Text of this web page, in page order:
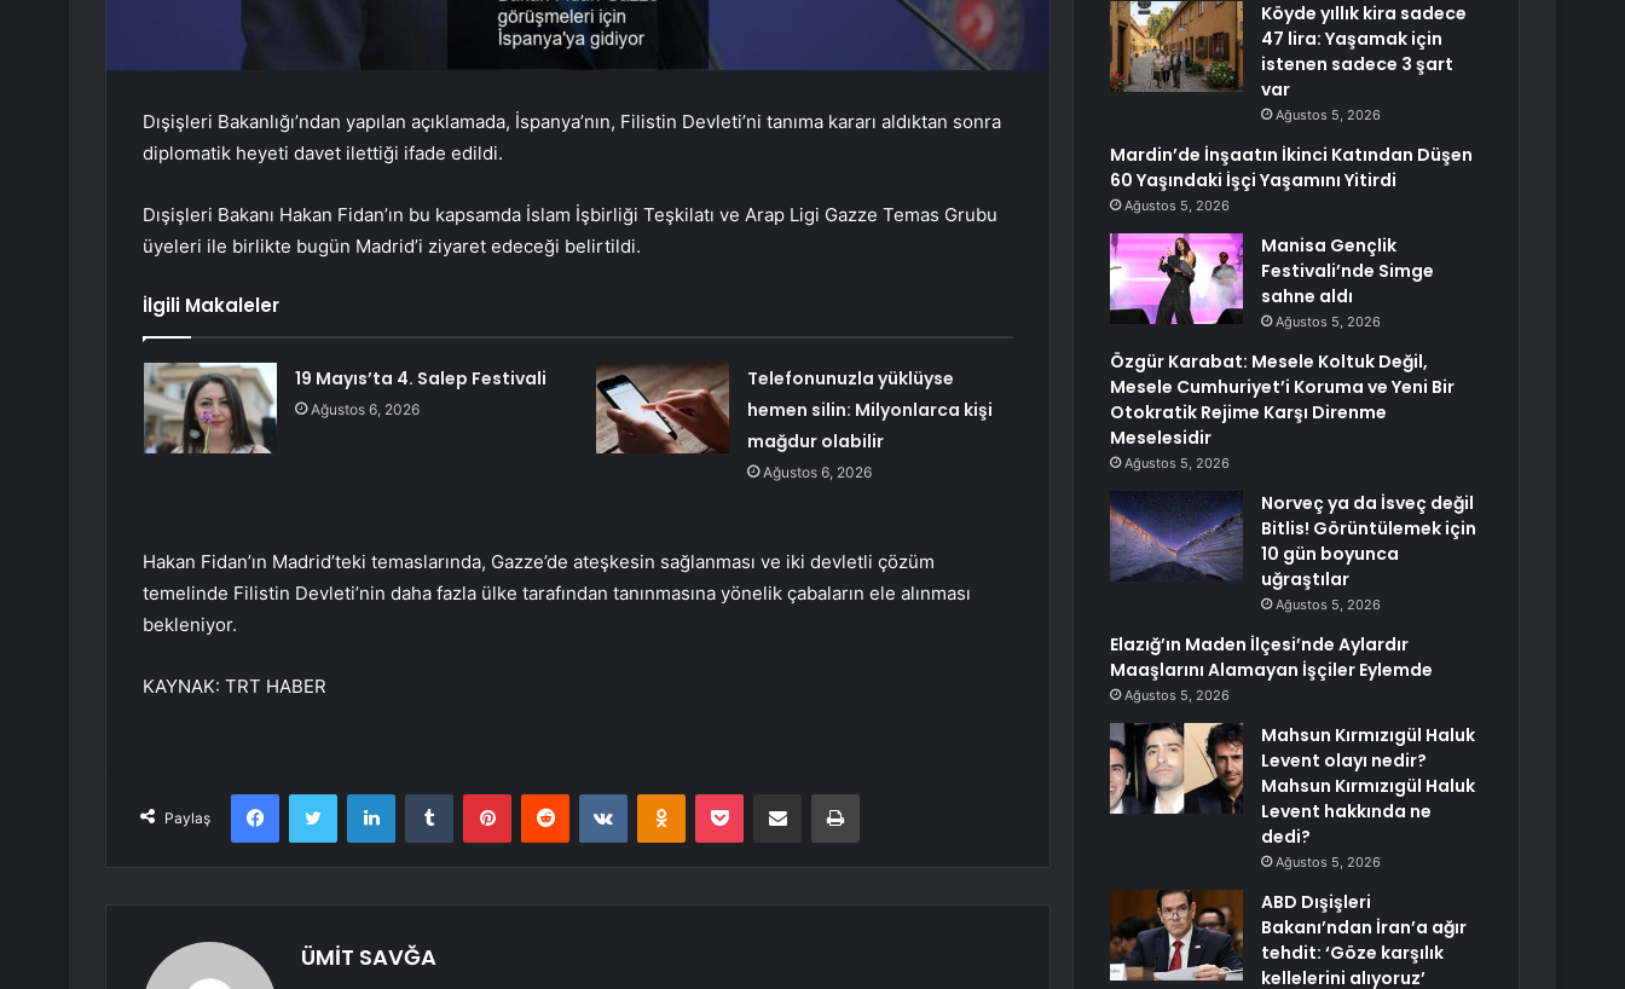
Dışişleri Bakanlığı’ndan yapılan açıklamada, İspanya’nın, Filistin Devleti’ni tanıma kararı aldıktan sonra
diplomatik heyeti davet ilettiği ifade edildi.
Dışişleri Bakanı Hakan Fidan’ın bu kapsamda İslam İşbirliği Teşkilatı ve Arap Ligi Gazze Temas Grubu
üyeleri ile birlikte bugün Madrid’i ziyaret edeceği belirtildi.
İlgili Makaleler
19 Mayıs’ta 4. Salep Festivali
Ağustos 6, 2026
Telefonunuzla yüklüyse
hemen silin: Milyonlarca kişi
mağdur olabilir
Ağustos 6, 2026
Hakan Fidan’ın Madrid’teki temaslarında, Gazze’de ateşkesin sağlanması ve iki devletli çözüm
temelinde Filistin Devleti’nin daha fazla ülke tarafından tanınmasına yönelik çabaların ele alınması
bekleniyor.
KAYNAK: TRT HABER
Paylaş
FacebookTwitter LinkedInTumblr PinterestReddit VKontakteOdnoklassniki
Pocket E-Posta ile paylaş Yazdır
ÜMİT SAVĞA
Köyde yıllık kira sadece
47 lira: Yaşamak için
istenen sadece 3 şart
var
Ağustos 5, 2026
Mardin’de İnşaatın İkinci Katından Düşen
60 Yaşındaki İşçi Yaşamını Yitirdi
Ağustos 5, 2026
Manisa Gençlik
Festivali’nde Simge
sahne aldı
Ağustos 5, 2026
Özgür Karabat: Mesele Koltuk Değil,
Mesele Cumhuriyet’i Koruma ve Yeni Bir
Otokratik Rejime Karşı Direnme
Meselesidir
Ağustos 5, 2026
Norveç ya da İsveç değil
Bitlis! Görüntülemek için
10 gün boyunca
uğraştılar
Ağustos 5, 2026
Elazığ’ın Maden İlçesi’nde Aylardır
Maaşlarını Alamayan İşçiler Eylemde
Ağustos 5, 2026
Mahsun Kırmızıgül Haluk
Levent olayı nedir?
Mahsun Kırmızıgül Haluk
Levent hakkında ne
dedi?
Ağustos 5, 2026
ABD Dışişleri
Bakanı’ndan İran’a ağır
tehdit: ‘Göze karşılık
kellelerini alıyoruz’